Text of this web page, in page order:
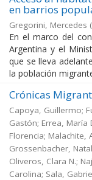
en barrios
Gregorini, Mercedes (
En el marco del
Argentina y el
que se lleva
la población
Crónicas
Capoya, Guillermo;
Gastón; Errea,
Florencia; Malachite,
Grossenbacher,
Oliveros, Clara N.;
Carolina; Sala,